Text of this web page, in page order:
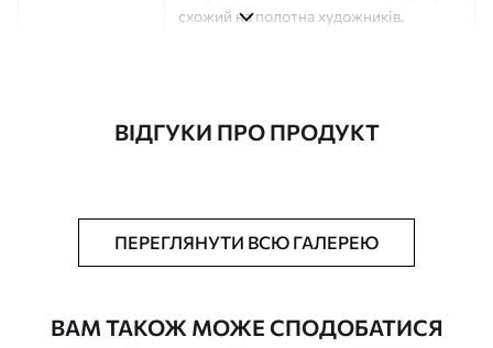
схожий на полотна художників.
Додатково Можна додати лакове покриття.
ВІДГУКИ ПРО ПРОДУКТ
ПЕРЕГЛЯНУТИ ВСЮ ГАЛЕРЕЮ
ВАМ ТАКОЖ МОЖЕ СПОДОБАТИСЯ